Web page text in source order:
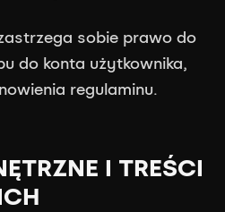
sobie prawo do
do konta użytkownika,
regulaminu.
I TREŚCI